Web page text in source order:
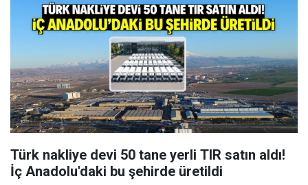
Türk nakliye devi 50 tane yerli TIR satın aldı!
İç Anadolu'daki bu şehirde üretildi